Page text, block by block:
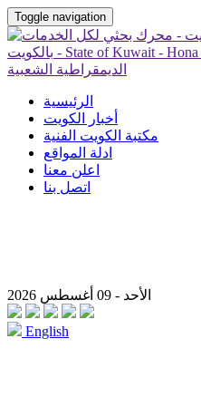
Toggle navigation
الرئيسية
أخبار الكويت
مكتبة الكويت الفنية
ادلة المواقع
اعلن معنا
اتصل بنا
الأحد - 09 أغسطس 2026
English